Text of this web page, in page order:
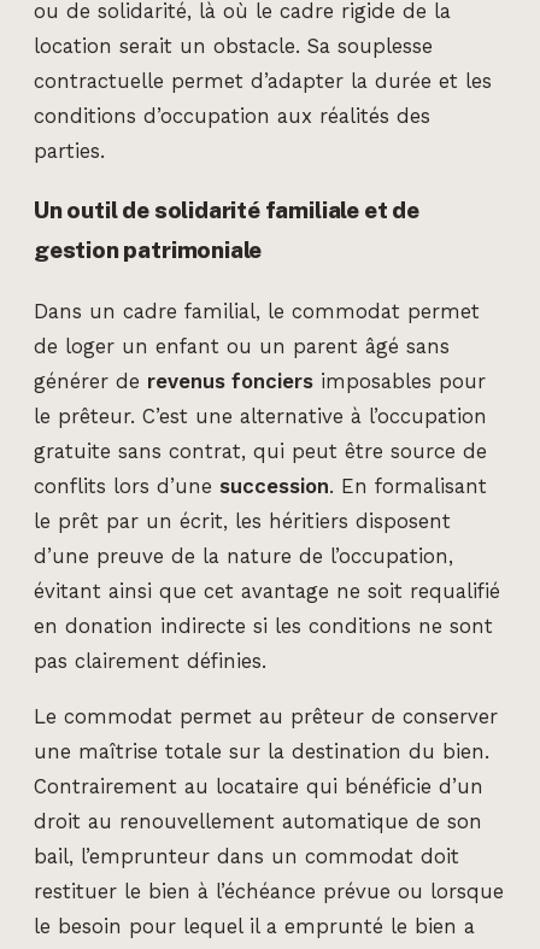
ou de solidarité, là où le cadre rigide de la
location serait un obstacle. Sa souplesse
contractuelle permet d’adapter la durée et les
conditions d’occupation aux réalités des
parties.
Un outil de solidarité familiale et de
gestion patrimoniale
Dans un cadre familial, le commodat permet
de loger un enfant ou un parent âgé sans
générer de revenus fonciers imposables pour
le prêteur. C’est une alternative à l’occupation
gratuite sans contrat, qui peut être source de
conflits lors d’une succession. En formalisant
le prêt par un écrit, les héritiers disposent
d’une preuve de la nature de l’occupation,
évitant ainsi que cet avantage ne soit requalifié
en donation indirecte si les conditions ne sont
pas clairement définies.
Le commodat permet au prêteur de conserver
une maîtrise totale sur la destination du bien.
Contrairement au locataire qui bénéficie d’un
droit au renouvellement automatique de son
bail, l’emprunteur dans un commodat doit
restituer le bien à l’échéance prévue ou lorsque
le besoin pour lequel il a emprunté le bien a